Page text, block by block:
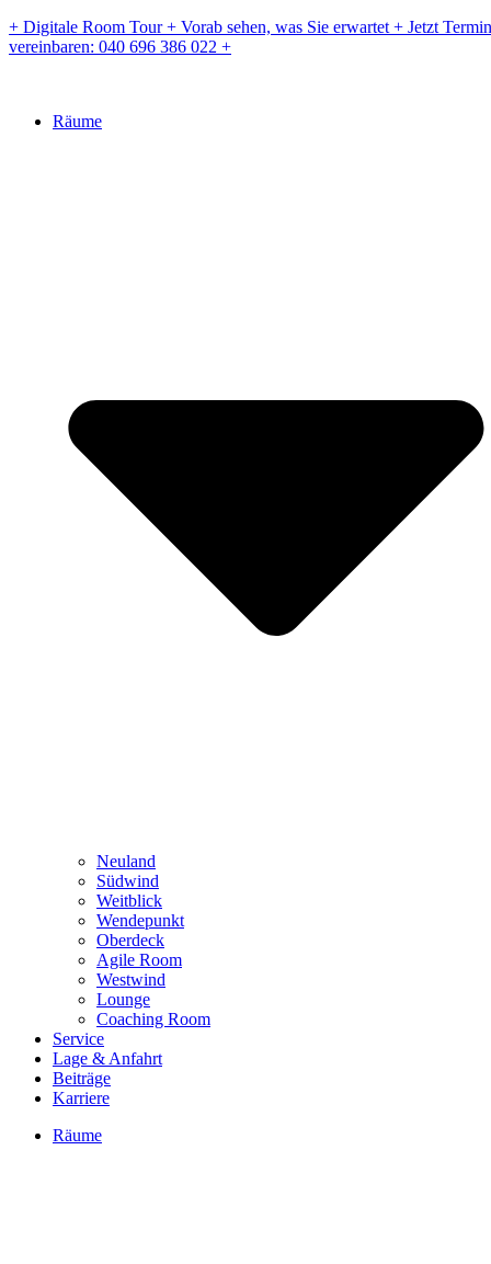
Zum
Inhalt
+ Digitale Room Tour + Vorab sehen, was Sie erwartet + Jetzt Termin
vereinbaren: 040 696 386 022 +
Räume
Neuland
Südwind
Weitblick
Wendepunkt
Oberdeck
Agile Room
Westwind
Lounge
Coaching Room
Service
Lage & Anfahrt
Beiträge
Karriere
Räume